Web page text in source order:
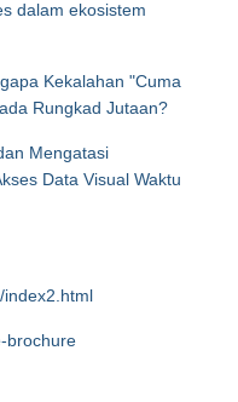
dalam ekosistem
Kekalahan "Cuma
Rungkad Jutaan?
Mengatasi
Data Visual Waktu
index2.html
brochure